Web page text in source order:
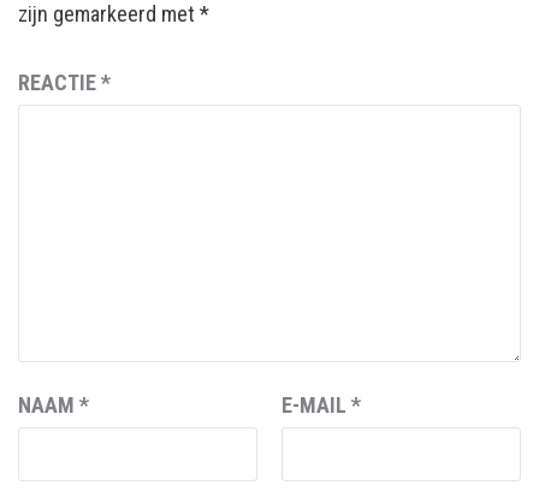
zijn gemarkeerd met *
REACTIE*
NAAM * E-MAIL *